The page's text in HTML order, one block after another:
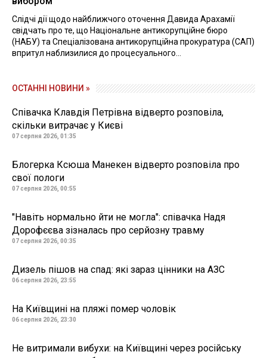
Слідчі дії щодо найближчого оточення Давида Арахамії
свідчать про те, що Національне антикорупційне бюро
(НАБУ) та Спеціалізована антикорупційна прокуратура (САП)
впритул наблизилися до процесуального...
ОСТАННІ НОВИНИ »
Співачка Клавдія Петрівна відверто розповіла,
скільки витрачає у Києві
07 серпня 2026, 01:35
Блогерка Ксюша Манекен відверто розповіла про
свої пологи
07 серпня 2026, 00:55
"Навіть нормально йти не могла": співачка Надя
Дорофєєва зізналась про серйозну травму
07 серпня 2026, 00:35
Дизель пішов на спад: які зараз цінники на АЗС
06 серпня 2026, 23:55
На Київщині на пляжі помер чоловік
06 серпня 2026, 23:30
Не витримали вибухи: на Київщині через російську